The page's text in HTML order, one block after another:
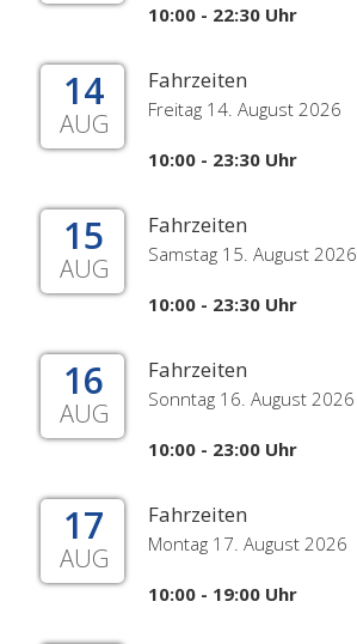
10:00 - 22:30 Uhr
14
AUG
Fahrzeiten
Freitag 14. August 2026
10:00 - 23:30 Uhr
15
AUG
Fahrzeiten
Samstag 15. August 2026
10:00 - 23:30 Uhr
16
AUG
Fahrzeiten
Sonntag 16. August 2026
10:00 - 23:00 Uhr
17
AUG
Fahrzeiten
Montag 17. August 2026
10:00 - 19:00 Uhr